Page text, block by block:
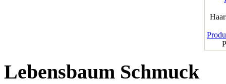
Lebensbaum Schmuck